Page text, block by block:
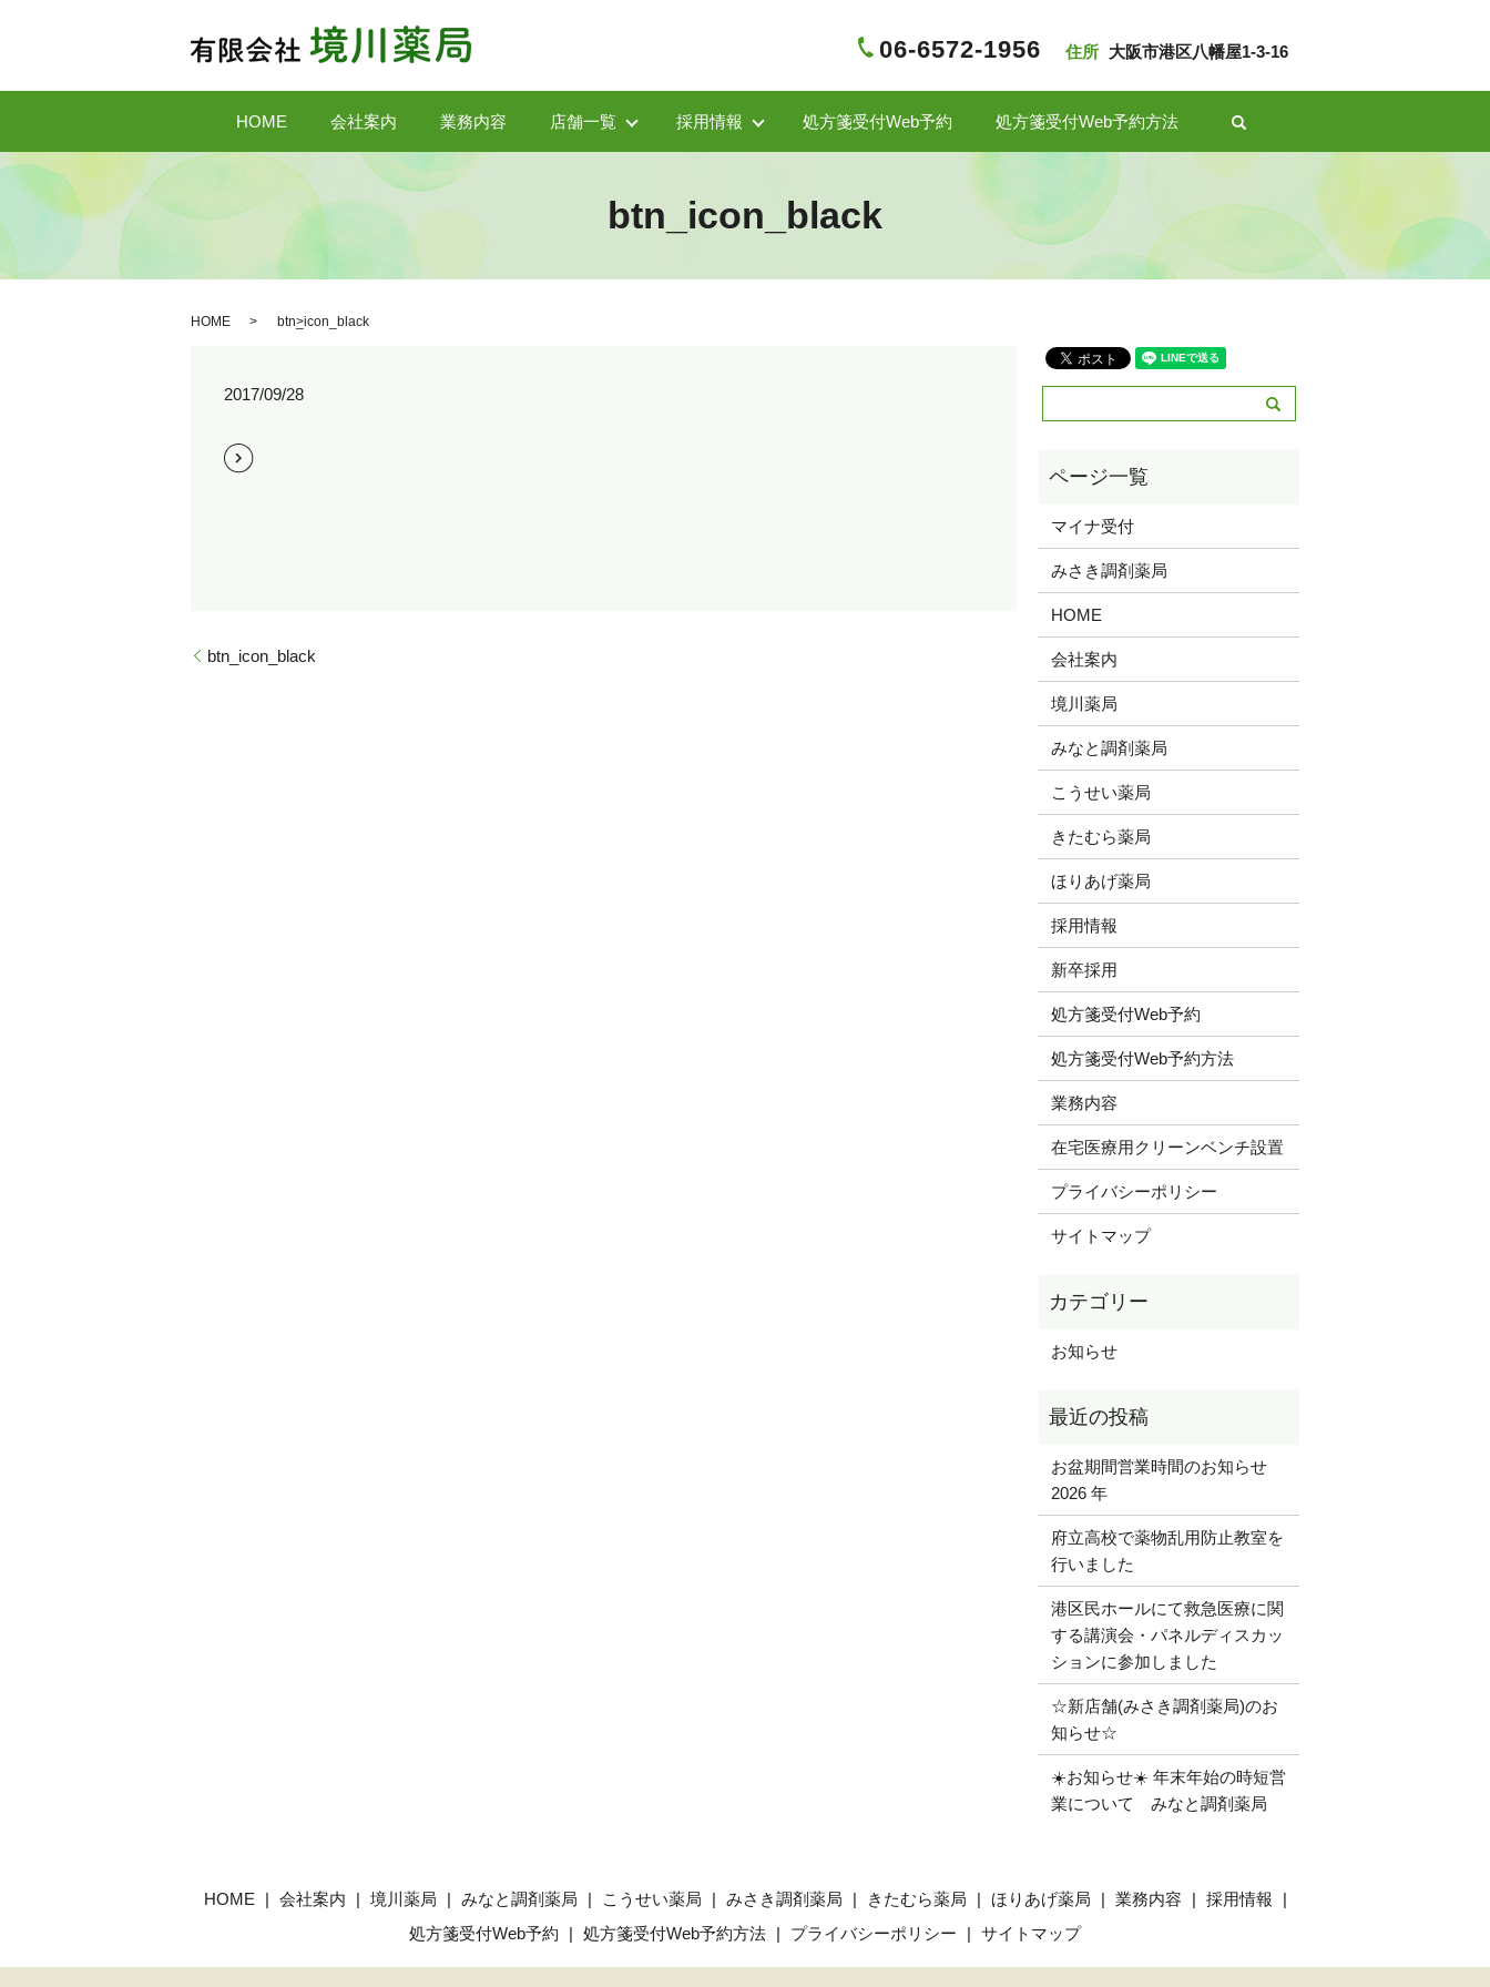
06-6572-1956 住所 大阪市港区八幡屋1-3-16
HOME 会社案内 業務内容 店舗一覧 採用情報 処方箋受付Web予約 処方箋受付Web予約方法
btn_icon_black
HOME btn_icon_black
2017/09/28
btn_icon_black
マイナ受付
みさき調剤薬局
HOME
会社案内
境川薬局
みなと調剤薬局
こうせい薬局
きたむら薬局
ほりあげ薬局
採用情報
新卒採用
処方箋受付Web予約
処方箋受付Web予約方法
業務内容
在宅医療用クリーンベンチ設置
プライバシーポリシー
サイトマップ
お知らせ
お盆期間営業時間のお知らせ
2026 年
府立高校で薬物乱用防止教室を
行いました
港区民ホールにて救急医療に関
する講演会・パネルディスカッ
ションに参加しました
☆新店舗(みさき調剤薬局)のお
知らせ☆
☀️お知らせ☀️ 年末年始の時短営
業について みなと調剤薬局
HOME 会社案内 境川薬局 みなと調剤薬局 こうせい薬局 みさき調剤薬局 きたむら薬局 ほりあげ薬局 業務内容
採用情報
処方箋受付Web予約
処方箋受付Web予約方法 プライバシーポリシー サイトマップ